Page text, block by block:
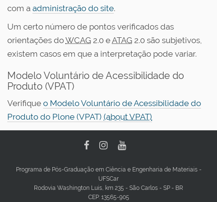
com a administração do site.
Um certo número de pontos verificados das
orientações doWCAG 2.0 eATAG 2.0 são subjetivos,
existem casos em que a interpretação pode variar.
Modelo Voluntário de Acessibilidade do
Produto (VPAT)
Verifique o Modelo Voluntário de Acessibilidade do
Produto do Plone (VPAT) (about VPAT)
Programa de Pós-Graduação em Ciência e Engenharia de Materiais -
UFSCar
Rodovia Washington Luis, km 235 - São Carlos - SP - BR
CEP: 13565-905